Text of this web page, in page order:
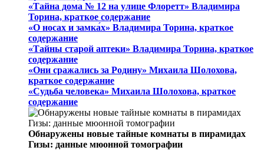
«Тайна дома № 12 на улице Флоретт» Владимира
Торина, краткое содержание
«О носах и замка́х» Владимира Торина, краткое
содержание
«Тайны старой аптеки» Владимира Торина, краткое
содержание
«Они сражались за Родину» Михаила Шолохова,
краткое содержание
«Судьба человека» Михаила Шолохова, краткое
содержание
Обнаружены новые тайные комнаты в пирамидах
Гизы: данные мюонной томографии